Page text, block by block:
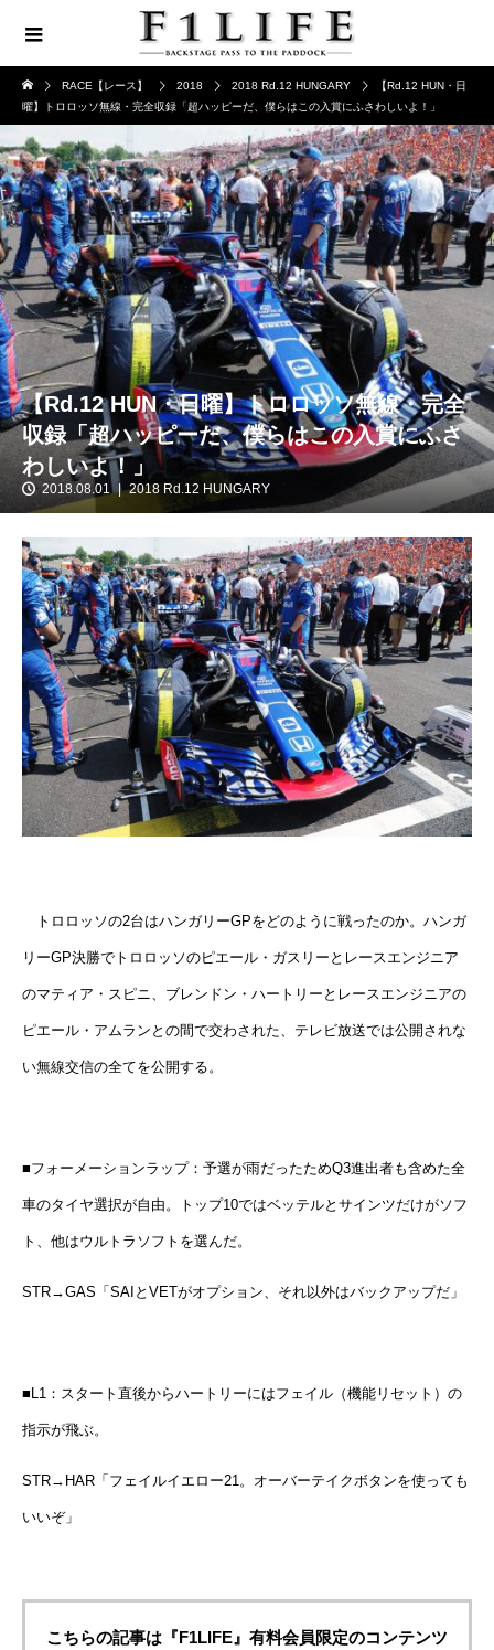
RACE【レース】 2018 2018 Rd.12 HUNGARY
【Rd.12 HUN・日
曜】トロロッソ無線・完全収録「超ハッピーだ、僕らはこの入賞にふさわしいよ！」
【Rd.12 HUN・日曜】トロロッソ無線・完全
収録「超ハッピーだ、僕らはこの入賞にふさ
わしいよ！」
2018.08.01 2018 Rd.12 HUNGARY
トロロッソの2台はハンガリーGPをどのように戦ったのか。ハンガ
リーGP決勝でトロロッソのピエール・ガスリーとレースエンジニア
のマティア・スピニ、ブレンドン・ハートリーとレースエンジニアの
ピエール・アムランとの間で交わされた、テレビ放送では公開されな
い無線交信の全てを公開する。
■フォーメーションラップ：予選が雨だったためQ3進出者も含めた全
車のタイヤ選択が自由。トップ10ではベッテルとサインツだけがソフ
ト、他はウルトラソフトを選んだ。
STR→GAS「SAIとVETがオプション、それ以外はバックアップだ」
■L1：スタート直後からハートリーにはフェイル（機能リセット）の
指示が飛ぶ。
STR→HAR「フェイルイエロー21。オーバーテイクボタンを使っても
いいぞ」
こちらの記事は『F1LIFE』有料会員限定のコンテンツ